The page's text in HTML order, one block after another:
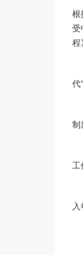
根
受
程
代
制
工